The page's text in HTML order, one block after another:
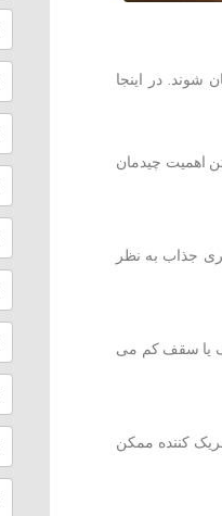
شوند. در اینجا
اهمیت چیدمان
جذاب به نظر
یا سقف کم می
کننده ممکن